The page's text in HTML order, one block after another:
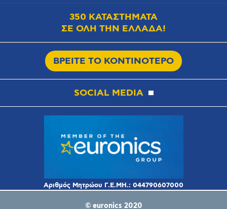
350 ΚΑΤΑΣΤΗΜΑΤΑ
ΣΕ ΟΛΗ ΤΗΝ ΕΛΛΑΔΑ!
ΒΡΕΙΤΕ ΤΟ ΚΟΝΤΙΝΟΤΕΡΟ
SOCIAL MEDIA
© euronics 2020